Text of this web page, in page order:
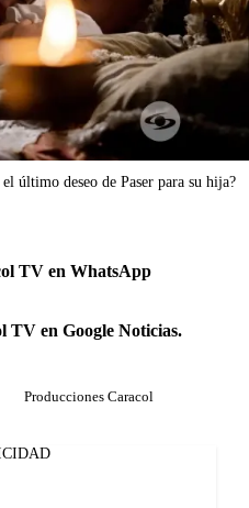
último deseo de Paser para su hija?
TV en WhatsApp
TV en Google Noticias.
Producciones Caracol